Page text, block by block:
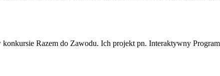
Razem do Zawodu. Ich projekt pn. Interaktywny